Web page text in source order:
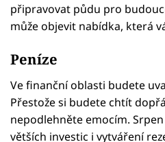
připravovat půdu pro
může objevit nabídka, která
Peníze
Ve finanční oblasti budete
Přestože si budete chtít
nepodlehněte emocím.
větších investic i vytváření